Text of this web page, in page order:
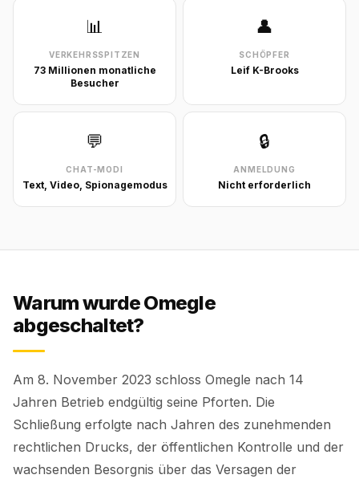
📊
VERKEHRSSPITZEN
73 Millionen monatliche
Besucher
👤
SCHÖPFER
Leif K-Brooks
💬
CHAT-MODI
Text, Video, Spionagemodus
🔒
ANMELDUNG
Nicht erforderlich
Warum wurde Omegle
abgeschaltet?
Am 8. November 2023 schloss Omegle nach 14
Jahren Betrieb endgültig seine Pforten. Die
Schließung erfolgte nach Jahren des zunehmenden
rechtlichen Drucks, der öffentlichen Kontrolle und der
wachsenden Besorgnis über das Versagen der